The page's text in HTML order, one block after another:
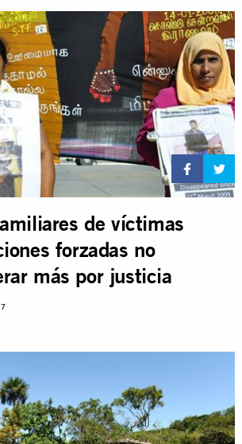
de víctimas
forzadas no
más por justicia